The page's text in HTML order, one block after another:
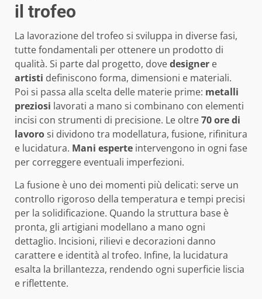
il trofeo
La lavorazione del trofeo si sviluppa in diverse fasi,
tutte fondamentali per ottenere un prodotto di
qualità. Si parte dal progetto, dovedesigner e
artisti definiscono forma, dimensioni e materiali.
Poi si passa alla scelta delle materie prime: metalli
preziosi lavorati a mano si combinano con elementi
incisi con strumenti di precisione. Le oltre70 ore di
lavorosi dividono tra modellatura, fusione, rifinitura
e lucidatura. Mani esperte intervengono in ogni fase
per correggere eventuali imperfezioni.
La fusione è uno dei momenti più delicati: serve un
controllo rigoroso della temperatura e tempi precisi
per la solidificazione. Quando la struttura base è
pronta, gli artigiani modellano a mano ogni
dettaglio. Incisioni, rilievi e decorazioni danno
carattere e identità al trofeo. Infine, la lucidatura
esalta la brillantezza, rendendo ogni superficie liscia
e riflettente.